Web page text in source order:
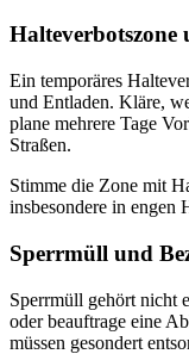
Halteverbotszone
Ein temporäres
und Entladen. Kläre,
plane mehrere Tage
Straßen.
Stimme die Zone mit
insbesondere in engen
Sperrmüll und
Sperrmüll gehört nicht
oder beauftrage eine
müssen gesondert